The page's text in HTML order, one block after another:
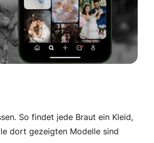
So findet jede Braut ein Kleid,
dort gezeigten Modelle sind